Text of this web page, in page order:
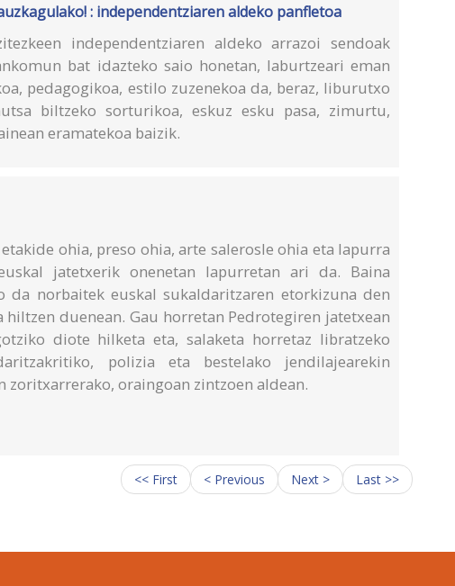
: independentziaren aldeko panfletoa
independentziaren aldeko arrazoi sendoak
bat idazteko saio honetan, laburtzeari eman
pedagogikoa, estilo zuzenekoa da, beraz, liburutxo
biltzeko sorturikoa, eskuz esku pasa, zimurtu,
eramatekoa baizik.
etakide ohia, preso ohia, arte salerosle ohia eta lapurra
jatetxerik onenetan lapurretan ari da. Baina
da norbaitek euskal sukaldaritzaren etorkizuna den
hiltzen duenean. Gau horretan Pedrotegiren jatetxean
diote hilketa eta, salaketa horretaz libratzeko
polizia eta bestelako jendilajearekin
zoritxarrerako, oraingoan zintzoen aldean.
<< First < Previous Next > Last >>